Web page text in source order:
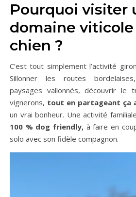
Pourquoi visiter
domaine viticole
chien ?
C’est tout simplement l’activité
Sillonner les routes
paysages vallonnés, découvrir le
vignerons, tout en partageant ça
un vrai bonheur. Une activité
100 % dog friendly, à faire en
solo avec son fidèle compagnon.